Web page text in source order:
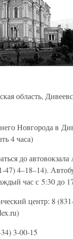
область,
Новгорода в
4 часа)
до автовокзала
47) 4–18–14).
час с 5:30 до
центр: 8
3-00-15